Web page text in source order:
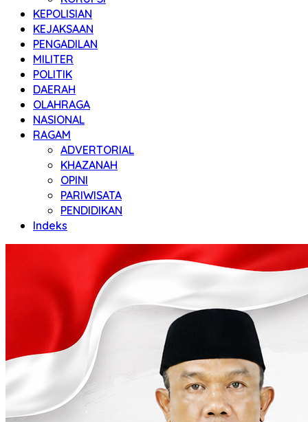
KEPOLISIAN
KEJAKSAAN
PENGADILAN
MILITER
POLITIK
DAERAH
OLAHRAGA
NASIONAL
RAGAM
ADVERTORIAL
KHAZANAH
OPINI
PARIWISATA
PENDIDIKAN
Indeks